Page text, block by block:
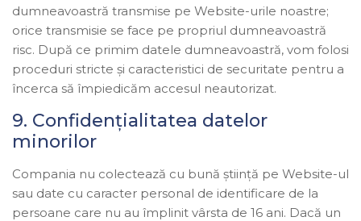
dumneavoastră transmise pe Website-urile noastre;
orice transmisie se face pe propriul dumneavoastră
risc. După ce primim datele dumneavoastră, vom folosi
proceduri stricte și caracteristici de securitate pentru a
încerca să împiedicăm accesul neautorizat.
9. Confidenţialitatea datelor
minorilor
Compania nu colectează cu bună știință pe Website-ul
sau date cu caracter personal de identificare de la
persoane care nu au împlinit vârsta de 16 ani. Dacă un